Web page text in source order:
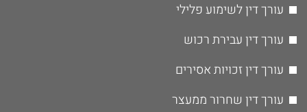
עורך דין לשימוע פלילי
עורך דין עבירת רכוש
עורך דין זכויות אסירים
עורך דין שחרור ממעצר